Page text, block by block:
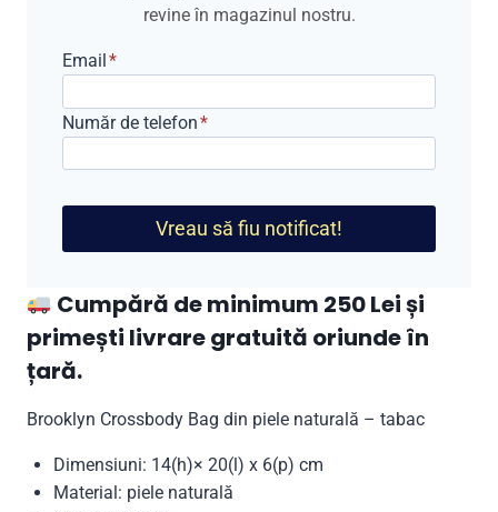
revine în magazinul nostru.
Email *
Număr de telefon*
Vreau să fiu notificat!
Cumpără de minimum 250 Lei și
primești livrare gratuită oriunde în
țară.
Brooklyn Crossbody Bag din piele naturală – tabac
Dimensiuni: 14(h)× 20(l) x 6(p) cm
Material: piele naturală